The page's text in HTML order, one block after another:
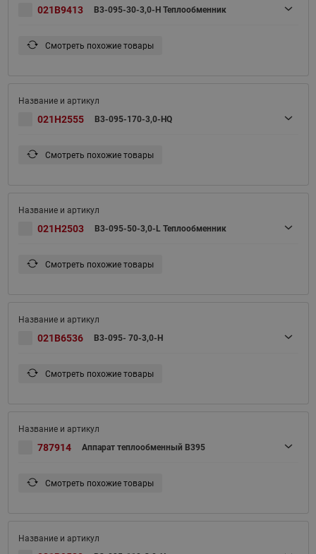
021B9413 B3-095-30-3,0-H Теплообменник
Смотреть похожие товары
021H2555 B3-095-170-3,0-HQ
Смотреть похожие товары
021H2503 B3-095-50-3,0-L Теплообменник
Смотреть похожие товары
021B6536 B3-095- 70-3,0-H
Смотреть похожие товары
787914 Аппарат теплообменный B395
Смотреть похожие товары